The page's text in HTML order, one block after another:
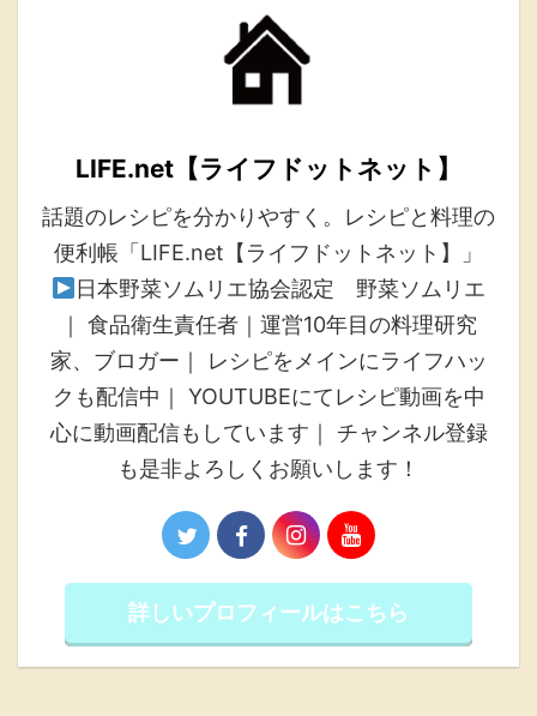
LIFE.net【ライフドットネット】
話題のレシピを分かりやすく。レシピと料理の
便利帳「LIFE.net【ライフドットネット】」
日本野菜ソムリエ協会認定 野菜ソムリエ
｜ 食品衛生責任者｜運営10年目の料理研究
家、ブロガー｜ レシピをメインにライフハッ
クも配信中｜ YOUTUBEにてレシピ動画を中
心に動画配信もしています｜ チャンネル登録
も是非よろしくお願いします！
詳しいプロフィールはこちら